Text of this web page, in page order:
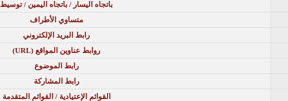
باتجاه اليسار / باتجاه اليمين / توسيط
متساوي الأطراف
رابط البريد الإلكتروني
روابط عناوين المواقع (URL)
رابط الموضوع
رابط المشاركة
القوائم الإعتيادية / القوائم المتقدمة